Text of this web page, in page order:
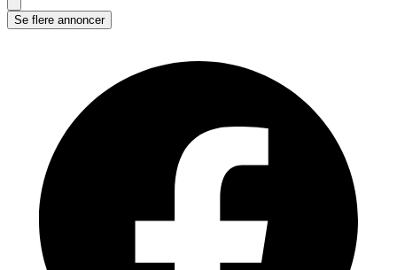
Se flere annoncer